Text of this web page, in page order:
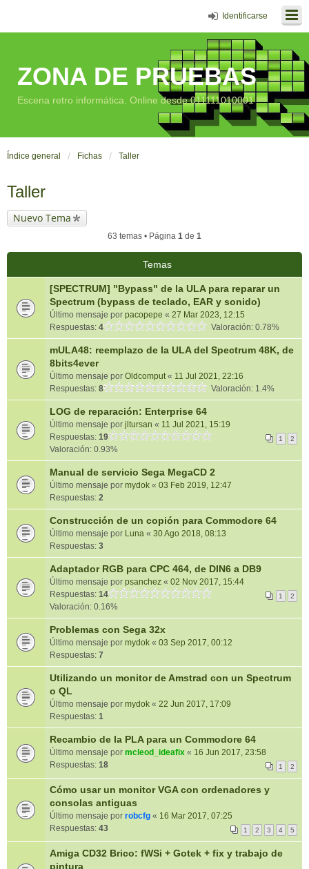
Identificarse
ZONA DE PRUEBAS
Escena retro informática. Online desde 011111010001
Índice general Fichas Taller
Taller
Nuevo Tema
63 temas • Página 1 de 1
Temas
[SPECTRUM] "Bypass" de la ULA para reparar un
Spectrum (bypass de teclado, EAR y sonido)
Último mensaje por pacopepe « 27 Mar 2023, 12:15
Respuestas: 4 Valoración: 0.78%
mULA48: reemplazo de la ULA del Spectrum 48K, de
8bits4ever
Último mensaje por Oldcomput« 11 Jul 2021, 22:16
Respuestas: 8 Valoración: 1.4%
LOG de reparación: Enterprise 64
Último mensaje por jltursan « 11 Jul 2021, 15:19
Respuestas: 19 1 2
Valoración: 0.93%
Manual de servicio Sega MegaCD 2
Último mensaje por mydok « 03 Feb 2019, 12:47
Respuestas: 2
Construcción de un copión para Commodore 64
Último mensaje por Luna « 30 Ago 2018, 08:13
Respuestas: 3
Adaptador RGB para CPC 464, de DIN6 a DB9
Último mensaje por psanchez « 02 Nov 2017, 15:44
Respuestas: 14 1 2
Valoración: 0.16%
Problemas con Sega 32x
Último mensaje por mydok « 03 Sep 2017, 00:12
Respuestas: 7
Utilizando un monitor de Amstrad con un Spectrum
o QL
Último mensaje por mydok « 22 Jun 2017, 17:09
Respuestas: 1
Recambio de la PLA para un Commodore 64
Último mensaje por mcleod_ideafix « 16 Jun 2017, 23:58
Respuestas: 18 1 2
Cómo usar un monitor VGA con ordenadores y
consolas antiguas
Último mensaje por robcfg « 16 Mar 2017, 07:25
Respuestas: 43 1 2 3 4 5
Amiga CD32 Brico: fWSi + Gotek + fix y trabajo de
pintura